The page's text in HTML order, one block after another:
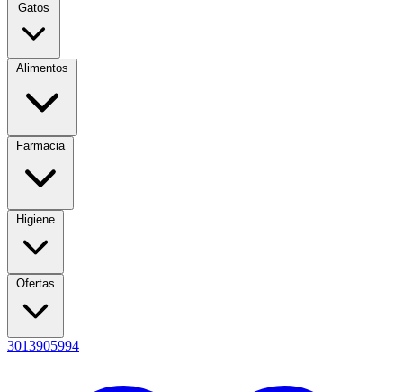
Gatos
Alimentos
Farmacia
Higiene
Ofertas
3013905994